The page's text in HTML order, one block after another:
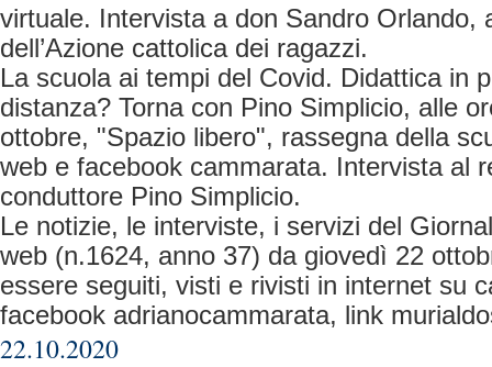
virtuale. Intervista a don Sandro Orlando,
dell’Azione cattolica dei ragazzi.
La scuola ai tempi del Covid. Didattica in
distanza? Torna con Pino Simplicio, alle
ottobre, "Spazio libero", rassegna della
web e facebook cammarata. Intervista al
conduttore Pino Simplicio.
Le notizie, le interviste, i servizi del
web (n.1624, anno 37) da giovedì 22
essere seguiti, visti e rivisti in internet su
facebook adrianocammarata, link
22.10.2020